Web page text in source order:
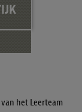
het Leerteam